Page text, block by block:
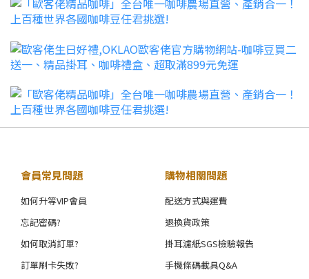
會員常見問題
如何升等VIP會員
忘記密碼?
如何取消訂單?
訂單刷卡失敗?
購物相關問題
配送方式與運費
退換貨政策
掛耳濾紙SGS檢驗報告
手機條碼載具Q&A